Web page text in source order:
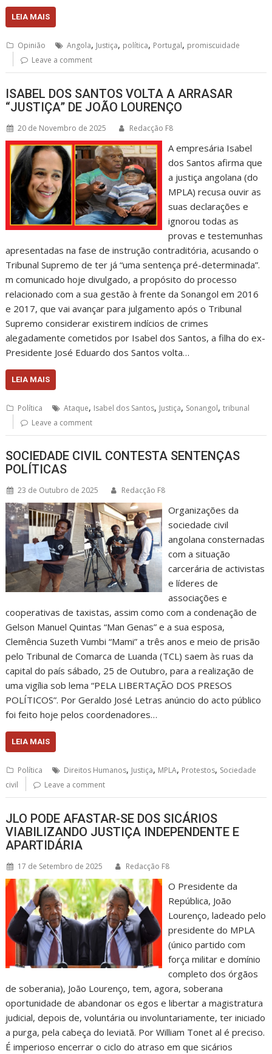
LEIA MAIS
Opinião Angola, Justiça, política, Portugal, promiscuidade
Leave a comment
ISABEL DOS SANTOS VOLTA A ARRASAR
“JUSTIÇA” DE JOÃO LOURENÇO
20 de Novembro de 2025 Redacção F8
A empresária Isabel
dos Santos afirma que
a justiça angolana (do
MPLA) recusa ouvir as
suas declarações e
ignorou todas as
provas e testemunhas
apresentadas na fase de instrução contraditória, acusando o
Tribunal Supremo de ter já “uma sentença pré-determinada”.
m comunicado hoje divulgado, a propósito do processo
relacionado com a sua gestão à frente da Sonangol em 2016
e 2017, que vai avançar para julgamento após o Tribunal
Supremo considerar existirem indícios de crimes
alegadamente cometidos por Isabel dos Santos, a filha do ex-
Presidente José Eduardo dos Santos volta…
LEIA MAIS
Política Ataque, Isabel dos Santos, Justiça, Sonangol,tribunal
Leave a comment
SOCIEDADE CIVIL CONTESTA SENTENÇAS
POLÍTICAS
23 de Outubro de 2025 Redacção F8
Organizações da
sociedade civil
angolana consternadas
com a situação
carcerária de activistas
e líderes de
associações e
cooperativas de taxistas, assim como com a condenação de
Gelson Manuel Quintas “Man Genas” e a sua esposa,
Clemência Suzeth Vumbi “Mami” a três anos e meio de prisão
pelo Tribunal de Comarca de Luanda (TCL) saem às ruas da
capital do país sábado, 25 de Outubro, para a realização de
uma vigília sob lema “PELA LIBERTAÇÃO DOS PRESOS
POLÍTICOS”. Por Geraldo José Letras anúncio do acto público
foi feito hoje pelos coordenadores…
LEIA MAIS
Política Direitos Humanos, Justiça, MPLA, Protestos, Sociedade
civil
Leave a comment
JLO PODE AFASTAR-SE DOS SICÁRIOS
VIABILIZANDO JUSTIÇA INDEPENDENTE E
APARTIDÁRIA
17 de Setembro de 2025 Redacção F8
O Presidente da
República, João
Lourenço, ladeado pelo
presidente do MPLA
(único partido com
força militar e domínio
completo dos órgãos
de soberania), João Lourenço, tem, agora, soberana
oportunidade de abandonar os egos e libertar a magistratura
judicial, depois de, voluntária ou involuntariamente, ter iniciado
a purga, pela cabeça do leviatã. Por William Tonet al é preciso.
É imperioso encerrar o ciclo do atraso em que sicários